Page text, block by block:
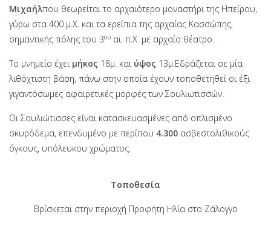
Μιχαήλπου θεωρείται το αρχαιότερο μοναστήρι της Ηπείρου,
γύρω στα 400 μ.Χ. και τα ερείπια της αρχαίας Κασσώπης,
σημαντικής πόλης του 3ου αι. π.Χ. με αρχαίο θέατρο.
Το μνημείο έχει μήκος 18μ. και ύψος 13μ.Εδράζεται σε μία
λιθόχτιστη βάση, πάνω στην οποία έχουν τοποθετηθεί οι έξι
γιγαντόσωμες αφαιρετικές μορφές των Σουλιωτισσών.
Οι Σουλιώτισσες είναι κατασκευασμένες από οπλισμένο
σκυρόδεμα, επενδυμένο με περίπου 4.300 ασβεστολιθικούς
όγκους, υπόλευκου χρώματος.
Τοποθεσία
Βρίσκεται στην περιοχή Προφήτη Ηλία στο Ζάλογγο